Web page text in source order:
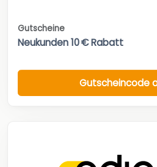
Gutscheine
Neukunden 10 € Rabatt
Gutscheincode